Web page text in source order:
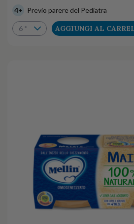
4+ Previo parere del Pediatra
AGGIUNGI AL